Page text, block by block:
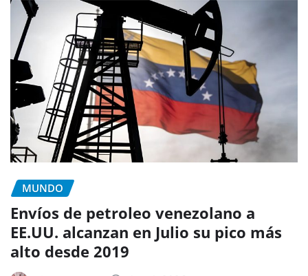
MUNDO
Envíos de petroleo venezolano a
EE.UU. alcanzan en Julio su pico más
alto desde 2019